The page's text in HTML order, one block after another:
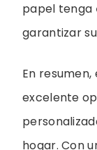
papel tenga
garantizar
En resumen,
excelente
hogar. Con